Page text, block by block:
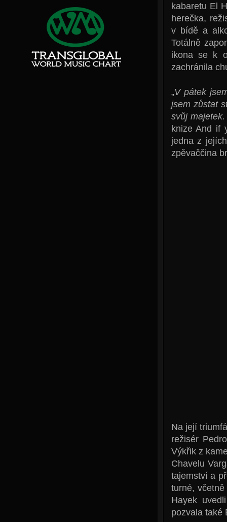
kabaretu El
herečka,
v bídě a
Totálně
ikona se k
zachránila
„V pátek
jsem zůstat
svůj
knize And if
jedna z
zpěvaččina
Na její
režisér
Výkřik z
Chavelu
tajemství a
turné,
Hayek
pozvala také